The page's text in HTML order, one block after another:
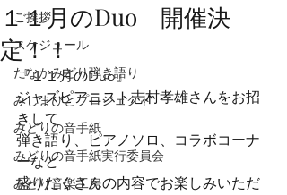
ご挨拶
スケジュール
たなかみどり弾き語り
みしまびとプロジェクト
みどりの音手紙
みどりの音手紙実行委員会
みどり音楽工房
１１月のDuo 開催決
定！！
『１１月のDuo』
ジャズピアニスト志村孝雄さんをお招
きして
弾き語り、ピアノソロ、コラボコーナ
ーなど
盛りだくさんの内容でお楽しみいただ